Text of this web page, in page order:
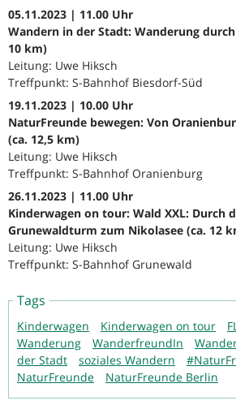
05.11.2023 | 11.00 Uhr
Wandern in der Stadt: Wanderung
10 km)
Leitung: Uwe Hiksch
Treffpunkt: S-Bahnhof Biesdorf-Süd
19.11.2023 | 10.00 Uhr
NaturFreunde bewegen: Von
(ca. 12,5 km)
Leitung: Uwe Hiksch
Treffpunkt: S-Bahnhof Oranienburg
26.11.2023 | 11.00 Uhr
Kinderwagen on tour: Wald XXL: Durch
Grunewaldturm zum Nikolasee (ca. 12
Leitung: Uwe Hiksch
Treffpunkt: S-Bahnhof Grunewald
Tags
Kinderwagen Kinderwagen on tour
Wanderung
WanderfreundIn
der Stadt
soziales Wandern
NaturFreunde
NaturFreunde Berlin